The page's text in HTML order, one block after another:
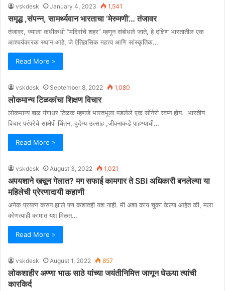
vskdesk January 4, 2023 1,541
समृद्ध ,संपन्न, सामर्थ्यवान भारताचा ‘मेरुमणी’… तंजावर
तंजावर, ज्याला कधीकधी “मंदिरांचे शहर” म्हणून संबोधले जाते, हे दक्षिण भारतातील एक
आश्चर्यकारक स्थान आहे, जे ऐतिहासिक महत्त्व आणि सांस्कृतिक…
Read More »
vskdesk September 8, 2022 1,080
लोकमान्य टिळकांचा शिक्षण विचार
लोकमान्य बाळ गंगाधर टिळक म्हणजे भारतभूला पडलेले एक सोनेरी स्वप्न होय. भारतीय
विचार परंपरेचे साक्षेपी चिंतन, दुर्दम्य उत्साह ,जीवनाकडे पाहण्याची…
Read More »
vskdesk August 3, 2022 1,021
अपयशाने खचून गेलात? मग सफाई कामगार ते SBI अधिकारी बनलेल्या या
महिलेची प्रेरणादायी कहाणी
अनेक प्रयत्न करुन झाले पण कशातही यश नाही. मी अशा काय चुका केल्या आहेत की, मला
कोणत्याही कामात यश मिळत…
Read More »
vskdesk August 1, 2022 857
लोकशाहीर अण्णा भाऊ साठे यांच्या जयंतीनिमित्त जाणून घेऊया त्यांची
कारकिर्द